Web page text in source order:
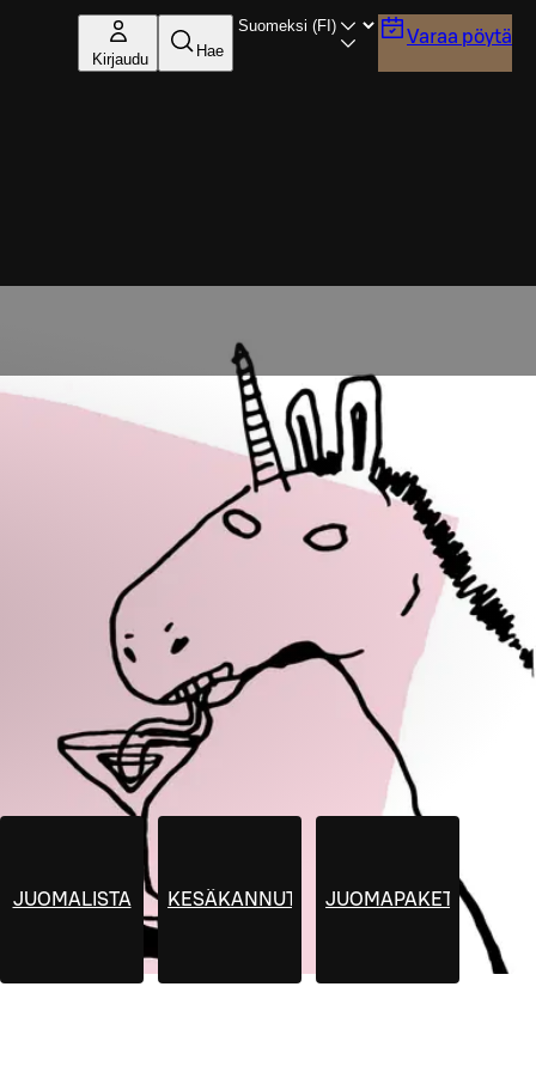
Kirjaudu Hae
Varaa pöytä
JUOMALISTA KESÄKANNUT JUOMAPAKETIT